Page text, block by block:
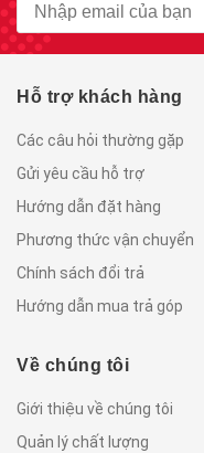
Hỗ trợ khách hàng
Các câu hỏi thường gặp
Gửi yêu cầu hỗ trợ
Hướng dẫn đặt hàng
Phương thức vận chuyển
Chính sách đổi trả
Hướng dẫn mua trả góp
Về chúng tôi
Giới thiệu về chúng tôi
Quản lý chất lượng